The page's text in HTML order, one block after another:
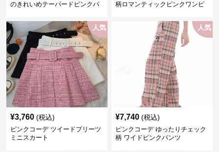
のきれいめテーパードピンクパ
柄ロマンティックピンクワンピ
人気
¥3,760 (税込)
ピンクコーデ ツイードプリーツ
ミニスカート
人気
¥7,740 (税込)
ピンクコーデ ゆったりチェック
柄 ワイドピンクパンツ